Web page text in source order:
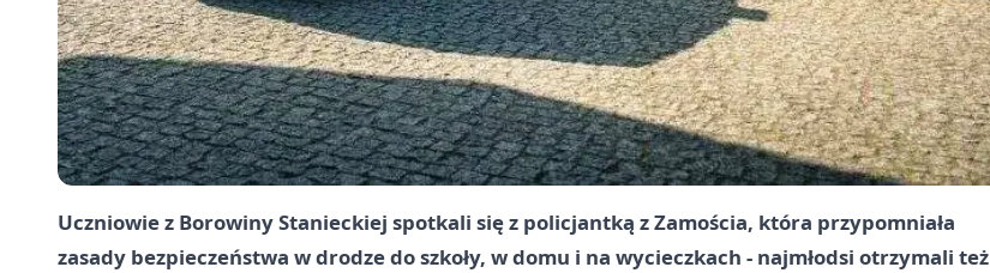
Uczniowie z Borowiny Stanieckiej spotkali się z policjantką z Zamościa, która przypomniała
zasady bezpieczeństwa w drodze do szkoły, w domu i na wycieczkach - najmłodsi otrzymali też